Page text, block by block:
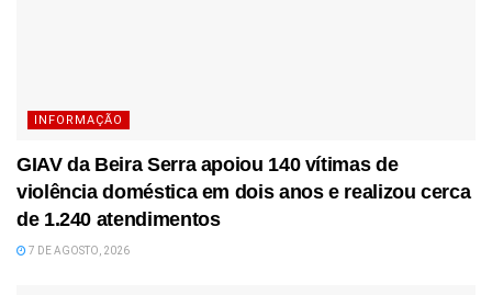
INFORMAÇÃO
GIAV da Beira Serra apoiou 140 vítimas de
violência doméstica em dois anos e realizou cerca
de 1.240 atendimentos
7 DE AGOSTO, 2026